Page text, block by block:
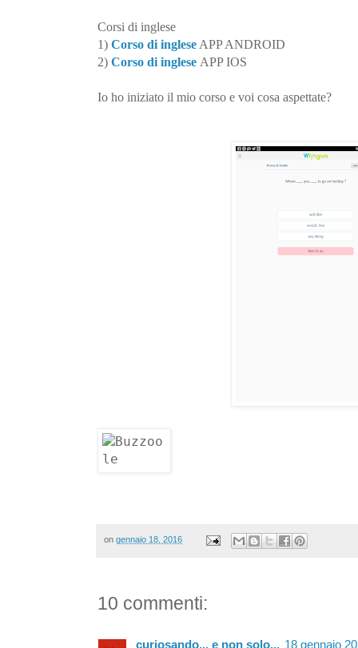
Corsi di inglese
1) Corso di inglese APP ANDROID
2) Corso di inglese APP IOS
Io ho iniziato il mio corso e voi cosa aspettate?
on gennaio 18, 2016
10 commenti:
curiosando... e non solo... 18 gennaio